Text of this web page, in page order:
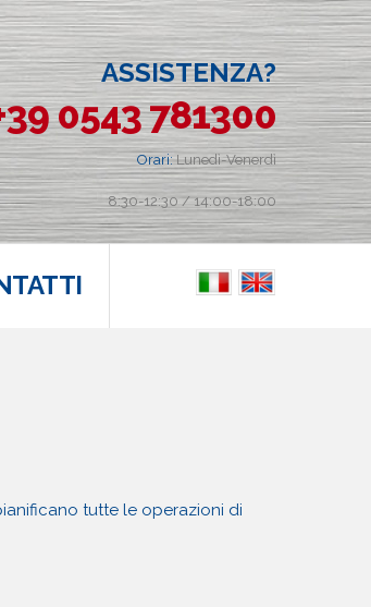
ASSISTENZA?
0543 781300
Orari:Lunedì-Venerdì
8:30-12:30 / 14:00-18:00
tutte le operazioni di